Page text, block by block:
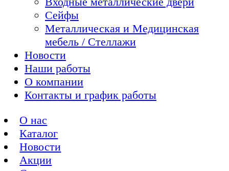
Сейфы
Металлическая и Медицинская
мебель / Стеллажи
Новости
Наши работы
О компании
Контакты и график работы
О нас
Каталог
Новости
Акции